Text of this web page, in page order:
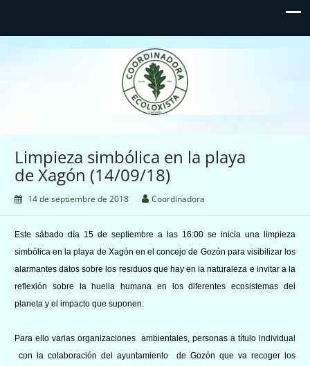
Coordinadora Ecoloxista
d'Asturies
Limpieza simbólica en la playa
de Xagón (14/09/18)
14 de septiembre de 2018 Coordinadora
Este sábado día 15 de septiembre a las 16:00 se inicia una limpieza
simbólica en la playa de Xagón en el concejo de Gozón para visibilizar los
alarmantes datos sobre los residuos que hay en la naturaleza e invitar a la
reflexión sobre la huella humana en los diferentes ecosistemas del
planeta y el impacto que suponen.
Para ello varias organizaciones ambientales, personas a título individual
con la colaboración del ayuntamiento de Gozón que va recoger los